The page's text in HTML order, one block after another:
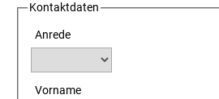
Kontaktdaten
Anrede
Vorname